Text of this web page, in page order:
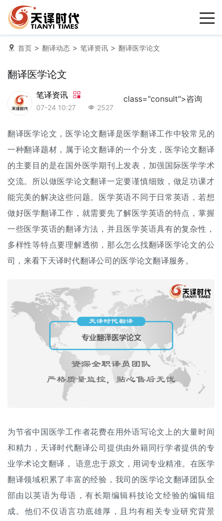
首页 > 翻译动态 > 笔译资讯 > 翻译医学论文
翻译医学论文
笔译资讯
07-24 10:27 2527
class="consult">咨询
翻译医学论文，医学论文翻译是医学翻译工作中较常见的
一种翻译题材，属于论文翻译的一个分支，医学论文翻译
的主要目的是在国外医学期刊上发表，加强国际医学学术
交流。所以做医学论文翻译一定要谨慎细致，做足功课才
能完美的解决这些问题。医学英语不同于日常英语，若想
做好医学翻译工作，就需要先了解医学英语的特点，掌握
一些医学英语的翻译方法，并且医学英语具有的复杂性，
多样性等特点要理解透彻，那么怎么找翻译医学论文的公
司，来看下天译时代翻译公司的医学论文翻译服务。
为节省中国医学工作者花费在用外语写论文上的大量时间
和精力，天译时代翻译公司提供由外籍同行学者提供的专
业学术论文翻译， 语意忠于原文，用词专业精准。在医学
翻译领域积累了丰富的经验，我司的医学论文翻译团队全
部由以英语为母语，有长期编辑科技论文经验的编辑组
成。他们不仅语言功底雄厚，且均有相关专业研究背景